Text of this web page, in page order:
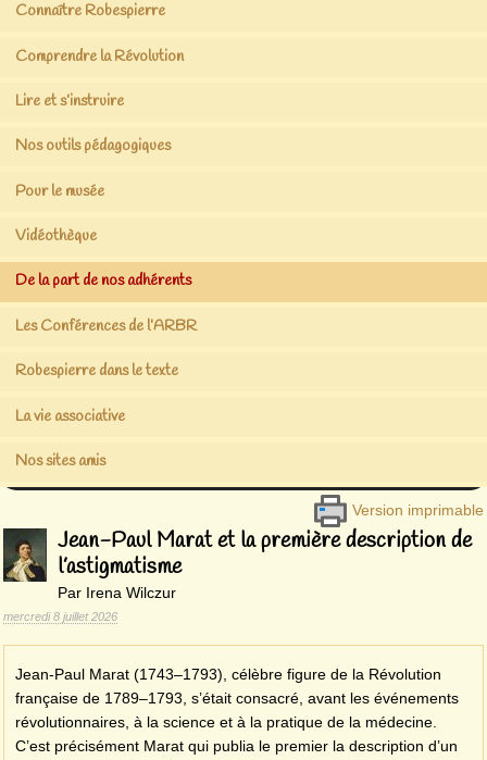
Connaître Robespierre
Comprendre la Révolution
Lire et s’instruire
Nos outils pédagogiques
Pour le musée
Vidéothèque
De la part de nos adhérents
Les Conférences de l’ARBR
Robespierre dans le texte
La vie associative
Nos sites amis
Version imprimable
Jean-Paul Marat et la première description de
l’astigmatisme
Par Irena Wilczur
mercredi 8 juillet 2026
Jean-Paul Marat (1743–1793), célèbre figure de la Révolution
française de 1789–1793, s’était consacré, avant les événements
révolutionnaires, à la science et à la pratique de la médecine.
C’est précisément Marat qui publia le premier la description d’un